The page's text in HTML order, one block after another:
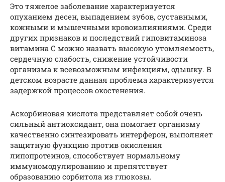
Это тяжелое заболевание характеризуется
опуханием десен, выпадением зубов, суставными,
кожными и мышечными кровоизлияниями. Среди
других признаков и последствий гиповитаминоза
витамина С можно назвать высокую утомляемость,
сердечную слабость, снижение устойчивости
организма к всевозможным инфекциям, одышку. В
детском возрасте данная проблема характеризуется
задержкой процессов окостенения.
Аскорбиновая кислота представляет собой очень
сильный антиоксидант, она помогает организму
качественно синтезировать интерферон, выполняет
защитную функцию против окисления
липопротеинов, способствует нормальному
иммуномодулированию и препятствует
образованию сорбитола из глюкозы.